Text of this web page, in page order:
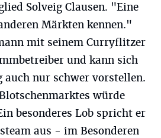
Solveig Clausen. "Eine
Märkten kennen."
mit seinem Curryflitzer
und kann sich
auch nur schwer vorstellen.
würde
besonderes Lob spricht er
aus - im Besonderen